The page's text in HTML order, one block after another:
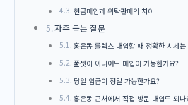
현금매입과 위탁판매의 차이
자주 묻는 질문
홍은동 롤렉스 매입할 때 정확한 시세
풀셋이 아니어도 매입이 가능한가요?
당일 입금이 정말 가능한가요?
홍은동 근처에서 직접 방문 매입도 되나